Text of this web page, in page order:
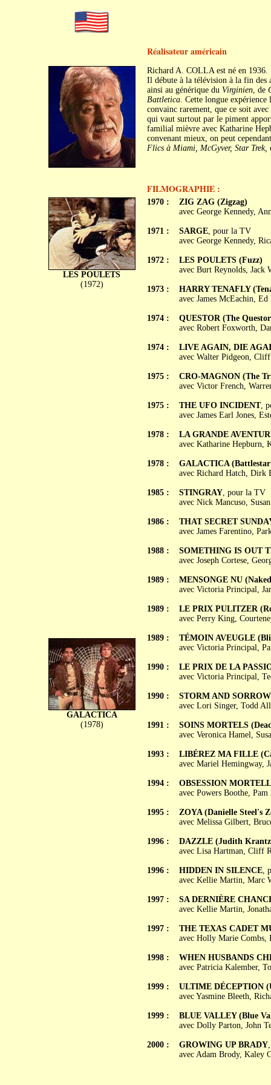
Réalisateur américain
Richard A. COLLA est né en 1936.
Il débute à la télévision à la fin des
ainsi au générique du Virginien, de
Battletica. Cette longue
convainc rarement, que ce soit avec
qui vaut surtout par le piment
familial mièvre avec Katharine
convenant mieux, on peut
Flics à Miami, McGyver, Star Trek,
FILMOGRAPHIE :
LES POULETS
(1972)
GALACTICA
(1978)
1970 :
1971 :
1972 :
1973 :
1974 :
1974 :
1975 :
1975 :
1978 :
1978 :
1985 :
1986 :
1988 :
1989 :
1989 :
1989 :
1990 :
1990 :
1991 :
1993 :
1994 :
1995 :
1996 :
1996 :
1997 :
1997 :
1998 :
1999 :
1999 :
2000 :
ZIG ZAG (Zigzag)
avec George Kennedy,
SARGE, pour la TV
avec George Kennedy,
LES POULETS (Fuzz)
avec Burt Reynolds, Jack
HARRY TENAFLY
avec James McEachin,
QUESTOR (The
avec Robert Foxworth,
LIVE AGAIN, DIE
avec Walter Pidgeon,
CRO-MAGNON (The
avec Victor French,
THE UFO INCIDENT,
avec James Earl Jones,
LA GRANDE
avec Katharine Hepburn,
GALACTICA
avec Richard Hatch, Dirk
STINGRAY, pour la TV
avec Nick Mancuso,
THAT SECRET
avec James Farentino,
SOMETHING IS OUT
avec Joseph Cortese,
MENSONGE NU
avec Victoria Principal,
LE PRIX PULITZER
avec Perry King,
TÉMOIN AVEUGLE
avec Victoria Principal,
LE PRIX DE LA
avec Victoria Principal,
STORM AND SORROW
avec Lori Singer, Todd
SOINS MORTELS
avec Veronica Hamel,
LIBÉREZ MA FILLE
avec Mariel Hemingway,
OBSESSION
avec Powers Boothe,
ZOYA (Danielle Steel's
avec Melissa Gilbert,
DAZZLE (Judith
avec Lisa Hartman, Cliff
HIDDEN IN SILENCE,
avec Kellie Martin, Marc
SA DERNIÈRE
avec Kellie Martin,
THE TEXAS CADET
avec Holly Marie Combs,
WHEN HUSBANDS
avec Patricia Kalember,
ULTIME DÉCEPTION
avec Yasmine Bleeth,
BLUE VALLEY (Blue
avec Dolly Parton, John
GROWING UP BRADY
avec Adam Brody, Kaley